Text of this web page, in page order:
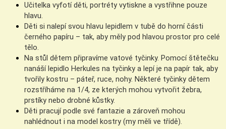
Učitelka vyfotí děti, portréty vytiskne a vystřihne pouze
hlavu.
Děti si nalepí svou hlavu lepidlem v tubě do horní části
černého papíru – tak, aby měly pod hlavou prostor pro celé
tělo.
Na stůl dětem připravíme vatové tyčinky. Pomocí štětečku
nanáší lepidlo Herkules na tyčinky a lepí je na papír tak, aby
tvořily kostru – páteř, ruce, nohy. Některé tyčinky dětem
rozstříháme na 1/4, ze kterých mohou vytvořit žebra,
prstíky nebo drobné kůstky.
Děti pracují podle své fantazie a zároveň mohou
nahlédnout i na model kostry (my měli ve třídě).